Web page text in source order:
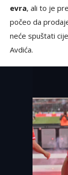
evra, ali to je
počeo da
neće spuštati
Avdića.